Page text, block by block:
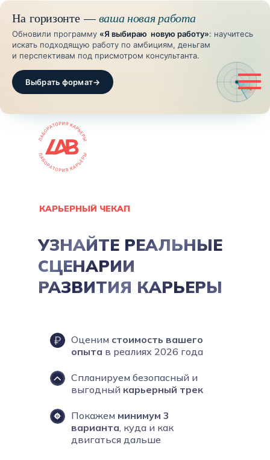
На горизонте —ваша новая работа
Обновили программу «Я выбираю новую работу»: научитесь
искать подходящую работу по амбициям, деньгам
и перспективам под присмотром консультанта.
Выбрать формат→
КАРЬЕРНЫЙ ЧЕКАП
УЗНАЙТЕ РЕАЛЬНЫЕ
СЦЕНАРИИ
РАЗВИТИЯ КАРЬЕРЫ
Оценим стоимость вашего
опыта в реалиях 2026 года
Cпланируем безопасный и
выгодный карьерный трек
Покажем минимум 3
варианта, куда и как
двигаться дальше